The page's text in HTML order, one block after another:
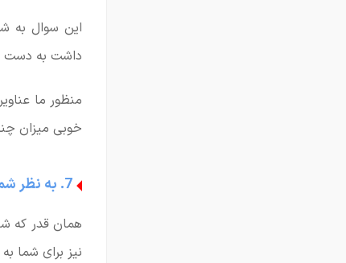
این سوال به
داشت به دست
منظور ما
خوبی میزان
7. به نظر شما بزرگترین چالش من در این جایگاه شغلی چه چیزی خواهد بود؟
همان قدر که
نیز برای شما